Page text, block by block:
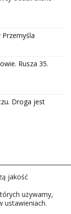
Rusza 35.
Droga jest
w likwidacj.
jakość
używamy,
ustawieniach.